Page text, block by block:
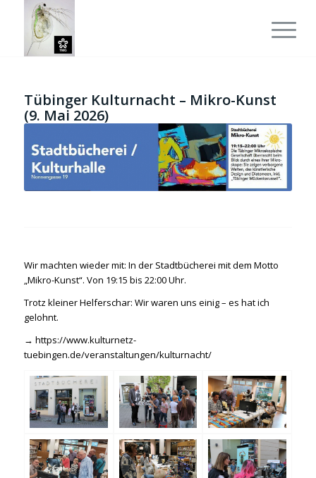
Tübinger Kulturnacht – Mikro-Kunst
(9. Mai 2026)
Wir machten wieder mit: In der Stadtbücherei mit dem Motto
„Mikro-Kunst“. Von 19:15 bis 22:00 Uhr.
Trotz kleiner Helferschar: Wir waren uns einig – es hat ich
gelohnt.
→ https://www.kulturnetz-
tuebingen.de/veranstaltungen/kulturnacht/